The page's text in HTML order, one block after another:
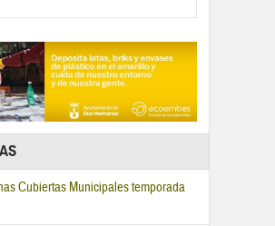
Cubiertas Municipales temporada